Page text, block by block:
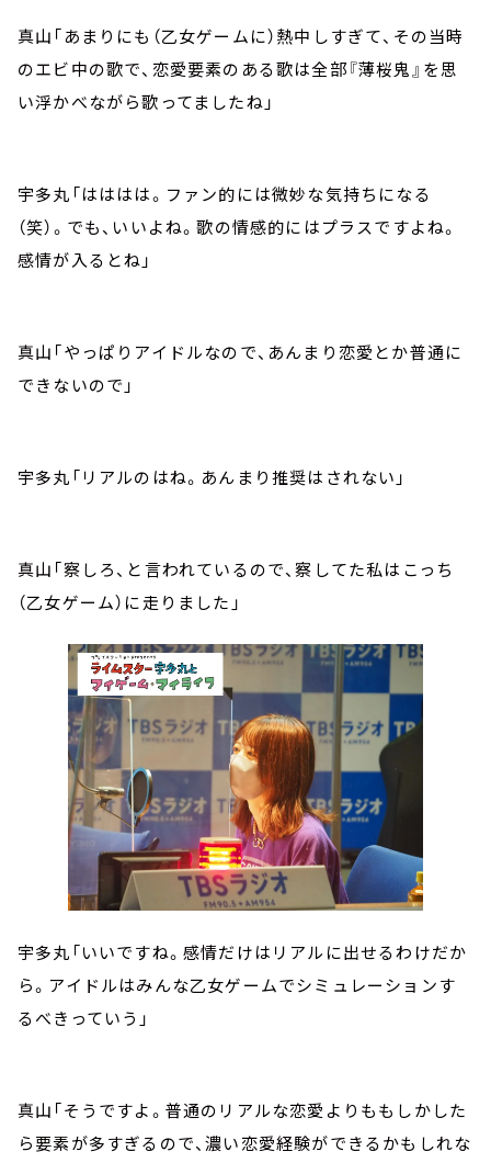
真山「あまりにも（乙女ゲームに）熱中しすぎて、その当時
のエビ中の歌で、恋愛要素のある歌は全部『薄桜鬼』を思
い浮かべながら歌ってましたね」
宇多丸「はははは。ファン的には微妙な気持ちになる
（笑）。でも、いいよね。歌の情感的にはプラスですよね。
感情が入るとね」
真山「やっぱりアイドルなので、あんまり恋愛とか普通に
できないので」
宇多丸「リアルのはね。あんまり推奨はされない」
真山「察しろ、と言われているので、察してた私はこっち
（乙女ゲーム）に走りました」
宇多丸「いいですね。感情だけはリアルに出せるわけだか
ら。アイドルはみんな乙女ゲームでシミュレーションす
るべきっていう」
真山「そうですよ。普通のリアルな恋愛よりももしかした
ら要素が多すぎるので、濃い恋愛経験ができるかもしれな